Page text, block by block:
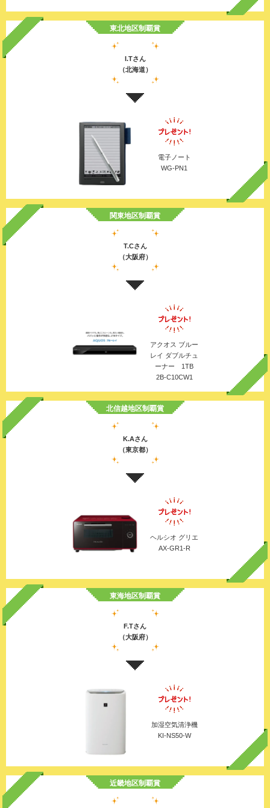
東北地区制覇賞
I.Tさん
（北海道）
電子ノート
WG-PN1
関東地区制覇賞
T.Cさん
（大阪府）
アクオス ブルー
レイ ダブルチュ
ーナー 1TB
2B-C10CW1
北信越地区制覇賞
K.Aさん
（東京都）
ヘルシオ グリエ
AX-GR1-R
東海地区制覇賞
F.Tさん
（大阪府）
加湿空気清浄機
KI-NS50-W
近畿地区制覇賞